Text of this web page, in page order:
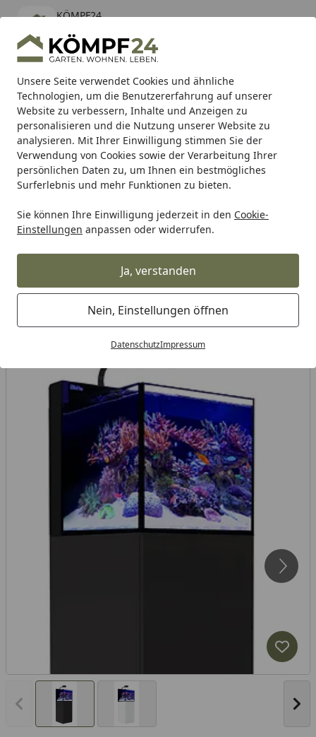
Unsere Seite verwendet Cookies und ähnliche
Technologien, um die Benutzererfahrung auf unserer
Website zu verbessern, Inhalte und Anzeigen zu
personalisieren und die Nutzung unserer Website zu
analysieren. Mit Ihrer Einwilligung stimmen Sie der
Verwendung von Cookies sowie der Verarbeitung Ihrer
persönlichen Daten zu, um Ihnen ein bestmögliches
Surferlebnis und mehr Funktionen zu bieten.
Sie können Ihre Einwilligung jederzeit in den Cookie-
Einstellungen anpassen oder widerrufen.
Ja, verstanden
Nein, Einstellungen öffnen
DatenschutzImpressum
KÖMPF24
kostenlos - Im App Store
Hotline
Alle Produkte
Mein Konto
Suchen
Karibu Pools inkl. gratis Sandfilteranlage & Pool-
Starterset (Gesamtwert bis 468,99€)
Startseite
Tierbedarf & Tiernahrung Aquaristikbedarf Aquarien
Red Sea MAX NANO Peninsula G2
mit Schrank Aquarium mit Schrank
Vorheriges Bild anzeigen